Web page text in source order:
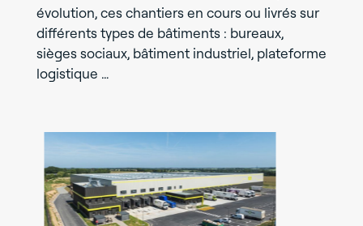
évolution, ces chantiers en cours ou livrés sur
différents types de bâtiments : bureaux,
sièges sociaux, bâtiment industriel, plateforme
logistique …